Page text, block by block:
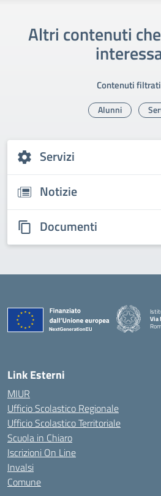
Altri contenuti
Contenuti
Alunni
Servizi
Notizie
Documenti
Via
Link Esterni
MIUR
Ufficio Scolastico Regionale
Ufficio Scolastico Territoriale
Scuola in Chiaro
Iscrizioni On Line
Invalsi
Comune